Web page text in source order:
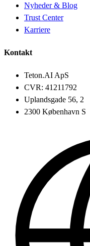
Nyheder & Blog
Trust Center
Karriere
Kontakt
Teton.AI ApS
CVR: 41211792
Uplandsgade 56, 2
2300 København S